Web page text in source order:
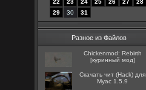
22
23 24 25 26 27
28
29
30 31
Разное из Файлов
Chickenmod: Rebirth
[куринный мод]
Скачать чит (Hack) для
Myac 1.5.9